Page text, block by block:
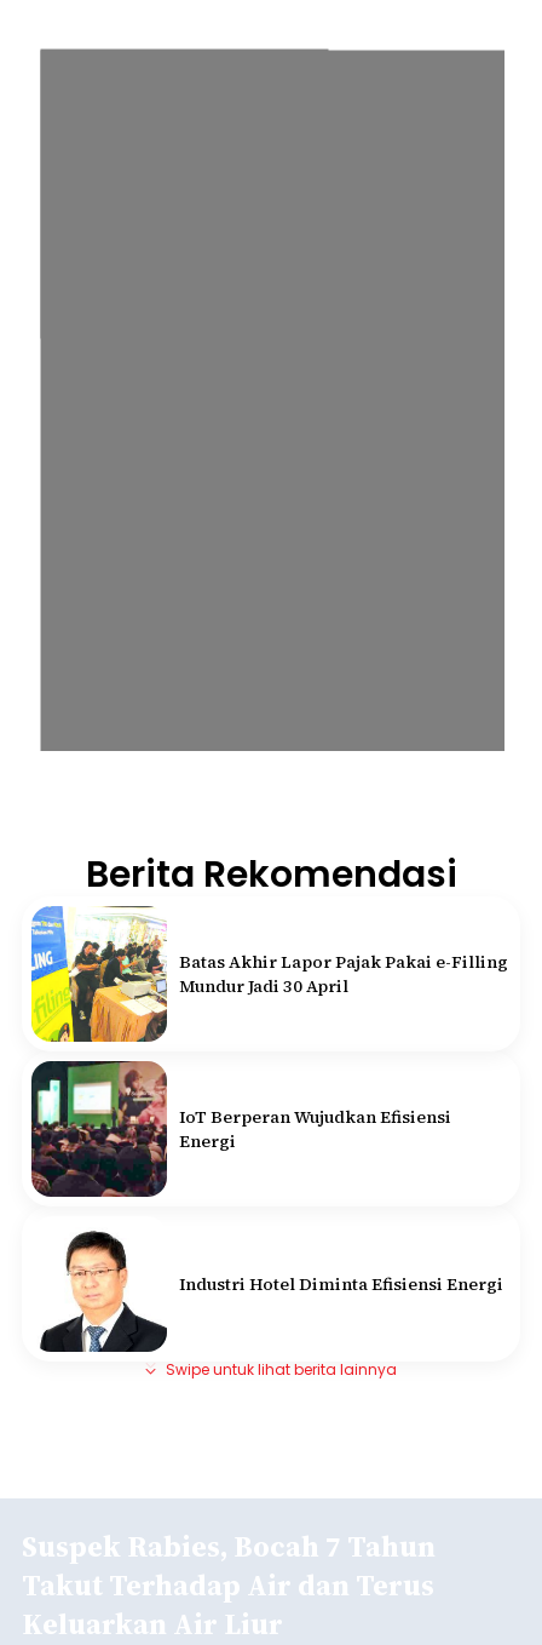
Berita Rekomendasi
Batas Akhir Lapor Pajak Pakai e-Filling
Mundur Jadi 30 April
IoT Berperan Wujudkan Efisiensi
Energi
Industri Hotel Diminta Efisiensi Energi
Swipe untuk lihat berita lainnya
Suspek Rabies, Bocah 7 Tahun
Takut Terhadap Air dan Terus
Keluarkan Air Liur